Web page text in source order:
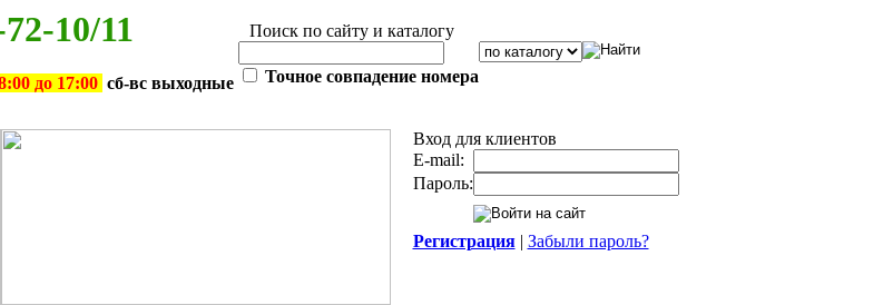
10/11
до 17:00 сб-вс выходные
Поиск по сайту и каталогу
Точное совпадение номера
Вход для клиентов
E-mail:
Пароль:
Регистрация| Забыли пароль?